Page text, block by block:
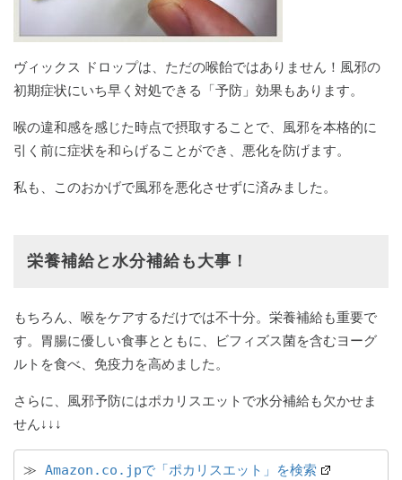
ヴィックス ドロップは、ただの喉飴ではありません！風邪の
初期症状にいち早く対処できる「予防」効果もあります。
喉の違和感を感じた時点で摂取することで、風邪を本格的に
引く前に症状を和らげることができ、悪化を防げます。
私も、このおかげで風邪を悪化させずに済みました。
栄養補給と水分補給も大事！
もちろん、喉をケアするだけでは不十分。栄養補給も重要で
す。胃腸に優しい食事とともに、ビフィズス菌を含むヨーグ
ルトを食べ、免疫力を高めました。
さらに、風邪予防にはポカリスエットで水分補給も欠かせま
せん↓↓↓
≫ Amazon.co.jpで「ポカリスエット」を検索